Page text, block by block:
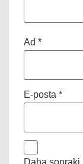
Ad *
E-posta *
Daha sonraki